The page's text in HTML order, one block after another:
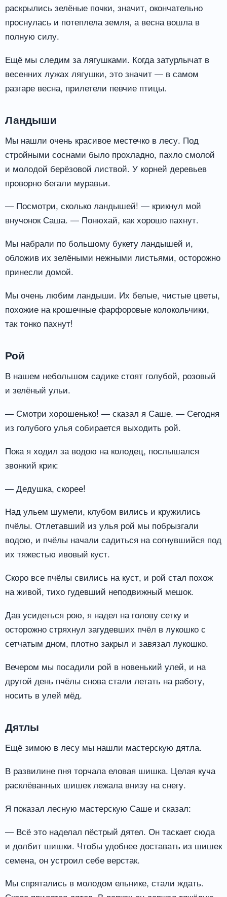
раскрылись зелёные почки, значит, окончательно
проснулась и потеплела земля, а весна вошла в
полную силу.
Ещё мы следим за лягушками. Когда затурлычат в
весенних лужах лягушки, это значит — в самом
разгаре весна, прилетели певчие птицы.
Ландыши
Мы нашли очень красивое местечко в лесу. Под
стройными соснами было прохладно, пахло смолой
и молодой берёзовой листвой. У корней деревьев
проворно бегали муравьи.
— Посмотри, сколько ландышей! — крикнул мой
внучонок Саша. — Понюхай, как хорошо пахнут.
Мы набрали по большому букету ландышей и,
обложив их зелёными нежными листьями, осторожно
принесли домой.
Мы очень любим ландыши. Их белые, чистые цветы,
похожие на крошечные фарфоровые колокольчики,
так тонко пахнут!
Рой
В нашем небольшом садике стоят голубой, розовый
и зелёный ульи.
— Смотри хорошенько! — сказал я Саше. — Сегодня
из голубого улья собирается выходить рой.
Пока я ходил за водою на колодец, послышался
звонкий крик:
— Дедушка, скорее!
Над ульем шумели, клубом вились и кружились
пчёлы. Отлетавший из улья рой мы побрызгали
водою, и пчёлы начали садиться на согнувшийся под
их тяжестью ивовый куст.
Скоро все пчёлы свились на куст, и рой стал похож
на живой, тихо гудевший неподвижный мешок.
Дав усидеться рою, я надел на голову сетку и
осторожно стряхнул загудевших пчёл в лукошко с
сетчатым дном, плотно закрыл и завязал лукошко.
Вечером мы посадили рой в новенький улей, и на
другой день пчёлы снова стали летать на работу,
носить в улей мёд.
Дятлы
Ещё зимою в лесу мы нашли мастерскую дятла.
В развилине пня торчала еловая шишка. Целая куча
расклёванных шишек лежала внизу на снегу.
Я показал лесную мастерскую Саше и сказал:
— Всё это наделал пёстрый дятел. Он таскает сюда
и долбит шишки. Чтобы удобнее доставать из шишек
семена, он устроил себе верстак.
Мы спрятались в молодом ельнике, стали ждать.